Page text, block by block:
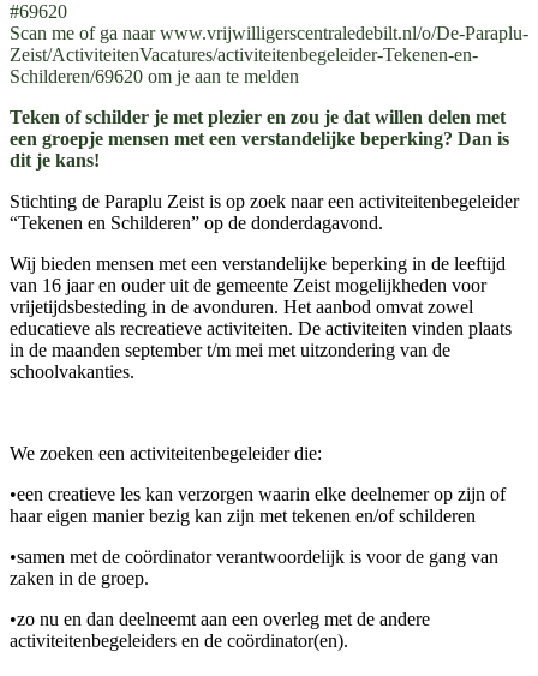
#69620
Scan me of ga naar www.vrijwilligerscentraledebilt.nl/o/De-Paraplu-
Zeist/ActiviteitenVacatures/activiteitenbegeleider-Tekenen-en-
Schilderen/69620 om je aan te melden
Teken of schilder je met plezier en zou je dat willen delen met
een groepje mensen met een verstandelijke beperking? Dan is
dit je kans!
Stichting de Paraplu Zeist is op zoek naar een activiteitenbegeleider
“Tekenen en Schilderen” op de donderdagavond.
Wij bieden mensen met een verstandelijke beperking in de leeftijd
van 16 jaar en ouder uit de gemeente Zeist mogelijkheden voor
vrijetijdsbesteding in de avonduren. Het aanbod omvat zowel
educatieve als recreatieve activiteiten. De activiteiten vinden plaats
in de maanden september t/m mei met uitzondering van de
schoolvakanties.
We zoeken een activiteitenbegeleider die:
•een creatieve les kan verzorgen waarin elke deelnemer op zijn of
haar eigen manier bezig kan zijn met tekenen en/of schilderen
•samen met de coördinator verantwoordelijk is voor de gang van
zaken in de groep.
•zo nu en dan deelneemt aan een overleg met de andere
activiteitenbegeleiders en de coördinator(en).